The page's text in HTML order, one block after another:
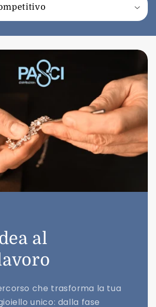
al
che trasforma la tua
unico: dalla fase